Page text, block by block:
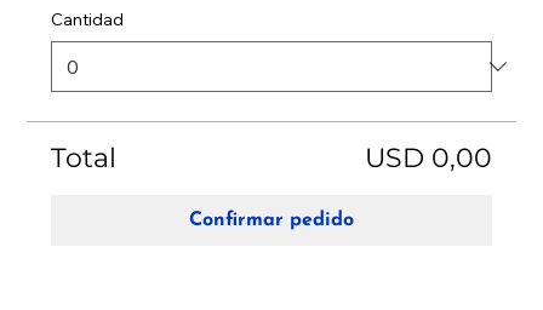
Cantidad
Total USD 0,00
Confirmar pedido